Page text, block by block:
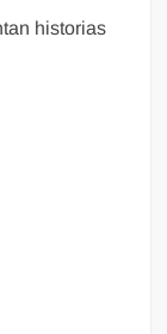
historias